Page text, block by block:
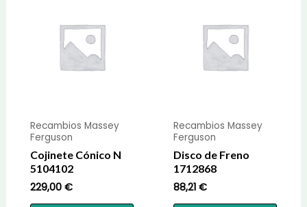
Recambios Massey
Ferguson
Cojinete Cónico N
5104102
229,00 €
Recambios Massey
Ferguson
Disco de Freno
1712868
88,21€